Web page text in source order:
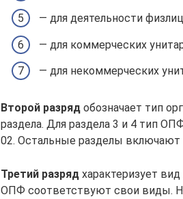
— для деятельности
— для коммерческих
— для некоммерческих
Второй разряд обозначает тип
раздела. Для раздела 3 и 4 тип
02. Остальные разделы
Третий разряд характеризует
ОПФ соответствуют свои виды.